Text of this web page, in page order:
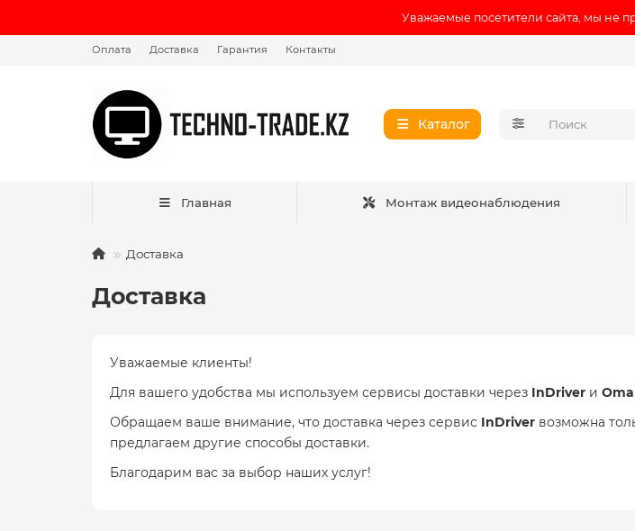
Уважаемые посетители сайта, мы не
Оплата Доставка Гарантия Контакты
Каталог
Главная Монтаж видеонаблюдения
Доставка
Доставка
Уважаемые клиенты!
Для вашего удобства мы используем сервисы доставки через InDriver и
Обращаем ваше внимание, что доставка через сервис InDriver возможна
предлагаем другие способы доставки.
Благодарим вас за выбор наших услуг!